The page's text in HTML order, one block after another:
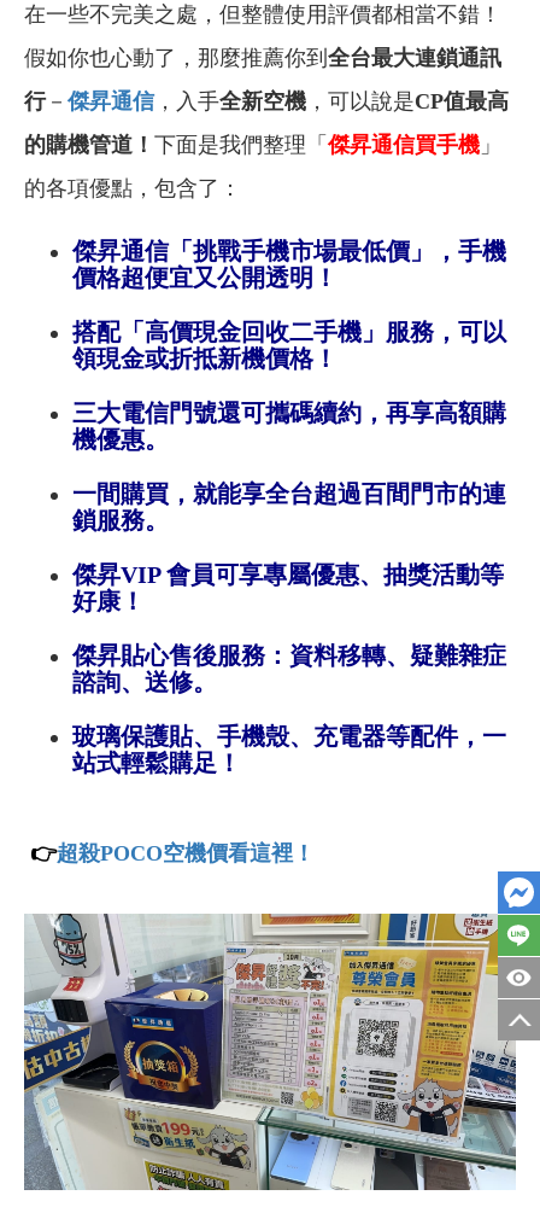
在一些不完美之處，但整體使用評價都相當不錯！
假如你也心動了，那麼推薦你到 全台最大連鎖通訊
行－ 傑昇通信，入手全新空機 ，可以說是CP值最高
的購機管道！ 下面是我們整理「傑昇通信買手機 」
的各項優點，包含了：
傑昇通信「挑戰手機市場最低價」，手機
價格超便宜又公開透明！
搭配「高價現金回收二手機」服務，可以
領現金或折抵新機價格！
三大電信門號還可攜碼續約，再享高額購
機優惠。
一間購買，就能享全台超過百間門市的連
鎖服務。
傑昇VIP 會員可享專屬優惠、抽獎活動等
好康！
傑昇貼心售後服務：資料移轉、疑難雜症
諮詢、送修。
玻璃保護貼、手機殼、充電器等配件，一
站式輕鬆購足！
👉超殺POCO空機價看這裡！